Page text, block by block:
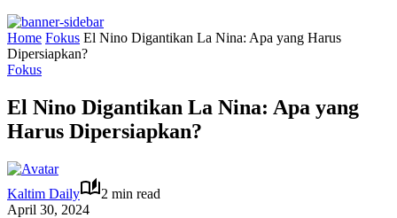
Home Fokus El Nino Digantikan La Nina: Apa yang Harus
Dipersiapkan?
Fokus
El Nino Digantikan La Nina: Apa yang
Harus Dipersiapkan?
Kaltim Daily
2 min read
April 30, 2024